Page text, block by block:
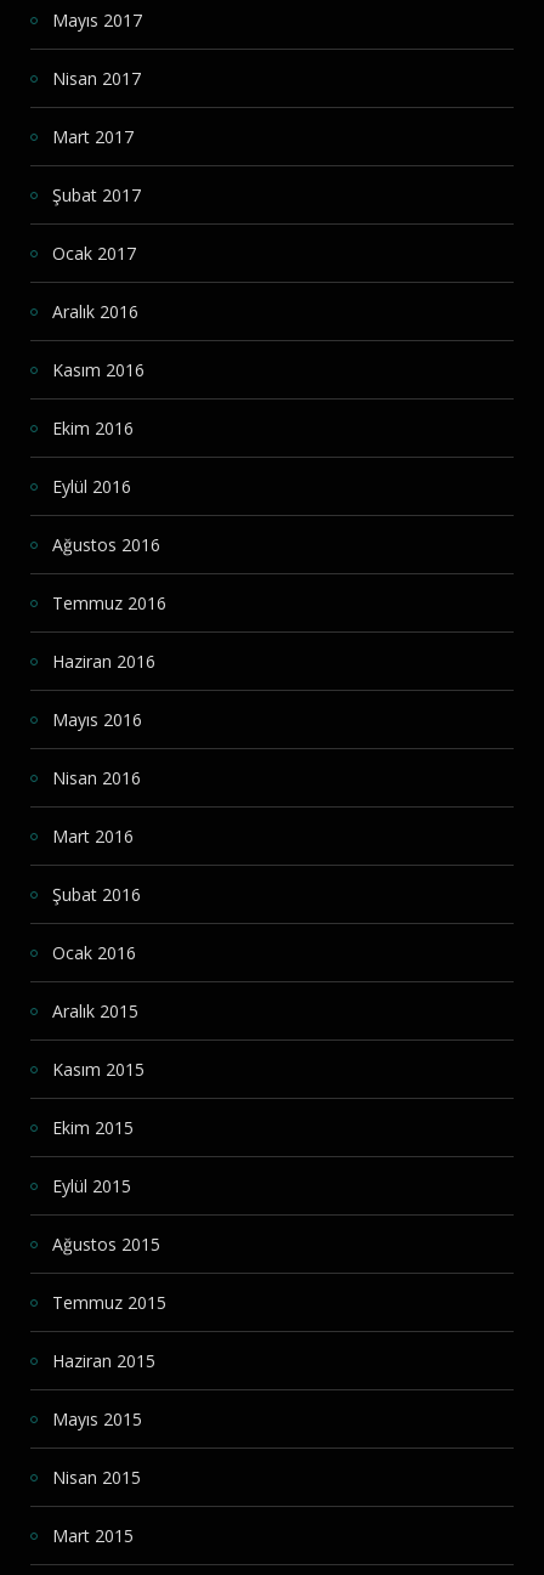
Mayıs 2017
Nisan 2017
Mart 2017
Şubat 2017
Ocak 2017
Aralık 2016
Kasım 2016
Ekim 2016
Eylül 2016
Ağustos 2016
Temmuz 2016
Haziran 2016
Mayıs 2016
Nisan 2016
Mart 2016
Şubat 2016
Ocak 2016
Aralık 2015
Kasım 2015
Ekim 2015
Eylül 2015
Ağustos 2015
Temmuz 2015
Haziran 2015
Mayıs 2015
Nisan 2015
Mart 2015